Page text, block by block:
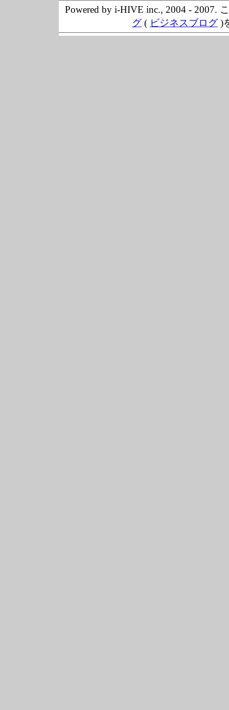
Powered by i-HIVE inc., 2004 - 2007.
グ( ビジネスブログ)